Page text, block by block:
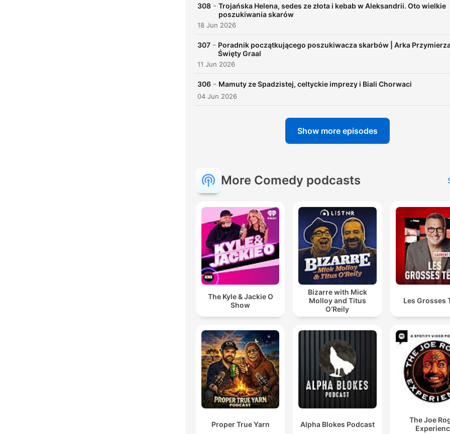
00:00:32 · Przedstawienie prowadzących oraz koncepcji
nowego programu radiowego.
Będzie zabawnie, groteskowo i absurdalnie.
308 - Trojańska Helena, sedes ze złota i kebab w Aleksandrii. Oto wielkie
poszukiwania skarów
18 Jun 2026
307 - Poradnik początkującego poszukiwacza skarbów | Arka
Święty Graal
11 Jun 2026
306 - Mamuty ze Spadzistej, celtyckie imprezy i Biali Chorwaci
04 Jun 2026
Show more episodes
More Comedy podcasts
The Kyle & Jackie O
Show
Bizarre with Mick
Molloy and Titus
O’Reily
Les Grosses
Proper True Yarn Alpha Blokes Podcast
The Joe